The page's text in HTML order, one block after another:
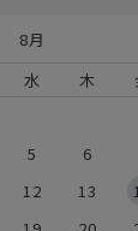
8月
水 木
5 6
12 13